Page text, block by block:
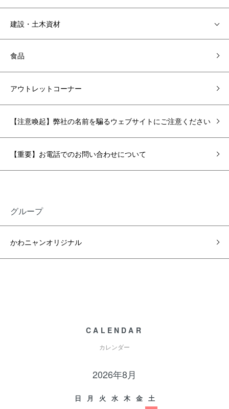
建設・土木資材
食品
アウトレットコーナー
【注意喚起】弊社の名前を騙るウェブサイトにご注意ください
【重要】お電話でのお問い合わせについて
グループ
かわニャンオリジナル
CALENDAR
カレンダー
2026年8月
日 月 火 水 木 金
土